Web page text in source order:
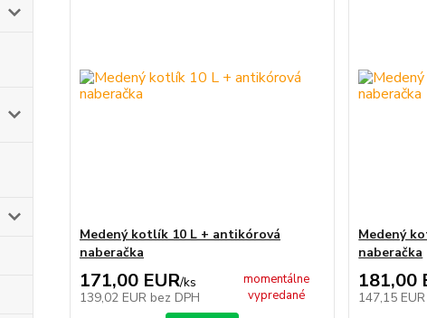
Medený kotlík 10 L + antikórová
naberačka
171,00 EUR/ks
139,02 EUR bez DPH
momentálne
vypredané
Medený
naberačka
181,00
147,15 EUR